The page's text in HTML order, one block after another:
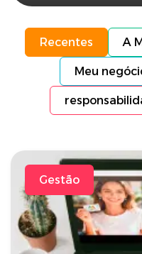
Recentes A
Meu
Gestão